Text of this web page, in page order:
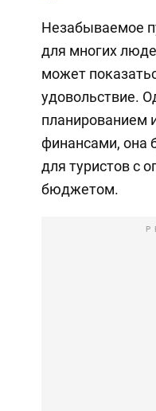
Незабываемое
для многих
может
удовольствие.
планированием
финансами, она
для туристов с
бюджетом.